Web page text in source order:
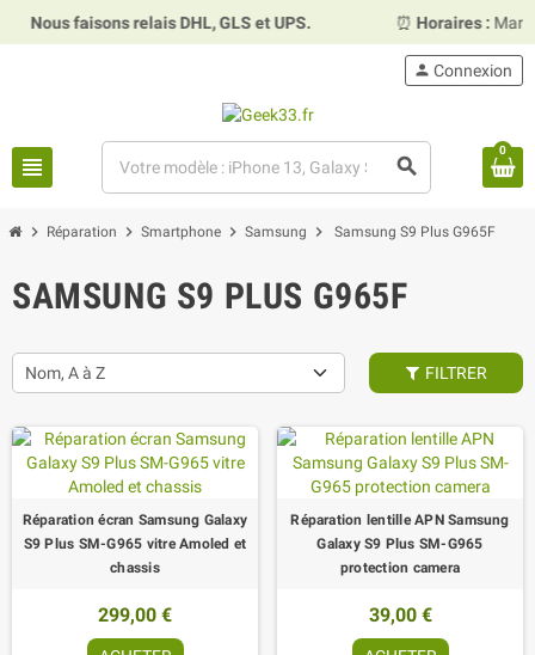
faisons relais DHL, GLS et UPS. Horaires :Mardi,
view_headline search
person Connexion
0
chevron_right Réparation chevron_right Smartphone chevron_right Samsung chevron_right Samsung S9 Plus G965F
SAMSUNG S9 PLUS G965F
Nom, A à Z FILTRER
Réparation écran Samsung Galaxy
S9 Plus SM-G965 vitre Amoled et
chassis
299,00 €
Réparation lentille APN Samsung
Galaxy S9 Plus SM-G965
protection camera
39,00 €